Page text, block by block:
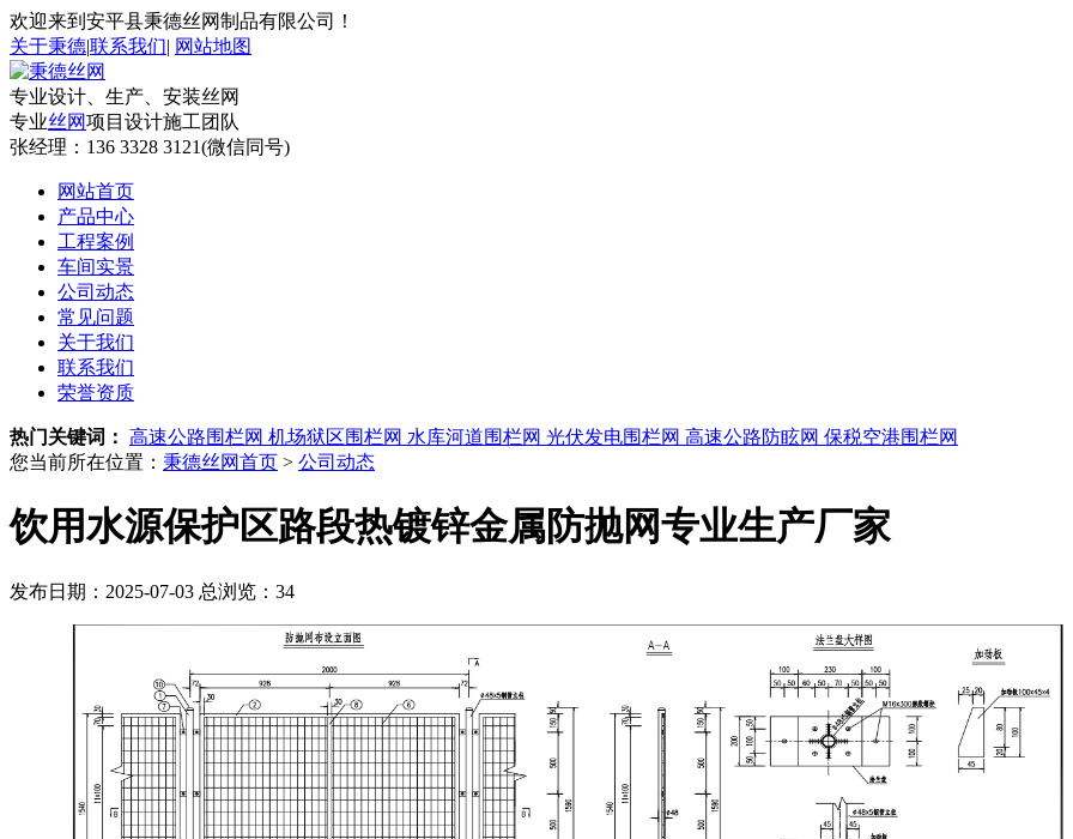
欢迎来到安平县秉德丝网制品有限公司！
关于秉德|联系我们| 网站地图
专业设计、生产、安装丝网
专业丝网项目设计施工团队
张经理： 136 3328 3121(微信同号)
网站首页
产品中心
工程案例
车间实景
公司动态
常见问题
关于我们
联系我们
荣誉资质
热门关键词： 高速公路围栏网 机场狱区围栏网 水库河道围栏网 光伏发电围栏网 高速公路防眩网 保税空港围栏网
您当前所在位置： 秉德丝网首页 > 公司动态
饮用水源保护区路段热镀锌金属防抛网专业生产厂家
发布日期：2025-07-03 总浏览： 34